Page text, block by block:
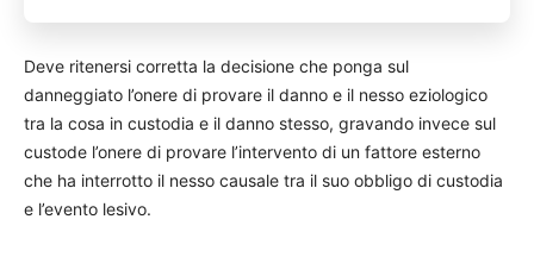
Deve ritenersi corretta la decisione che ponga sul
danneggiato l’onere di provare il danno e il nesso eziologico
tra la cosa in custodia e il danno stesso, gravando invece sul
custode l’onere di provare l’intervento di un fattore esterno
che ha interrotto il nesso causale tra il suo obbligo di custodia
e l’evento lesivo.